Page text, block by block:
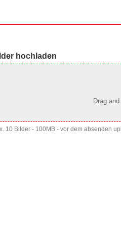
hochladen
Drag
10 Bilder - 100MB - vor dem absenden